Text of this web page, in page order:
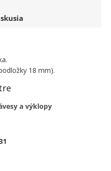
18 mm).
a výklopy